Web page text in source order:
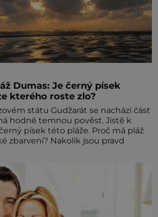
že má Dana Syslová (80)
je jí oporou. Ale je to ještě
posledních dnech čím dál častěji
mluví o svém odchodu. Dohnala ji snad samota? Půs